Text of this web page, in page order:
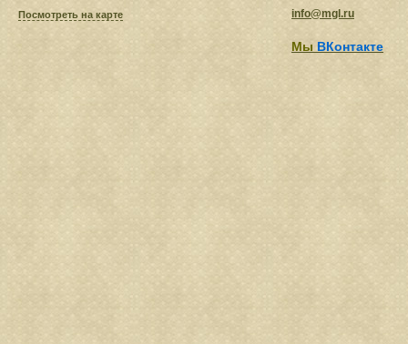
Посмотреть на карте info@mgl.ru
Мы ВКонтакте